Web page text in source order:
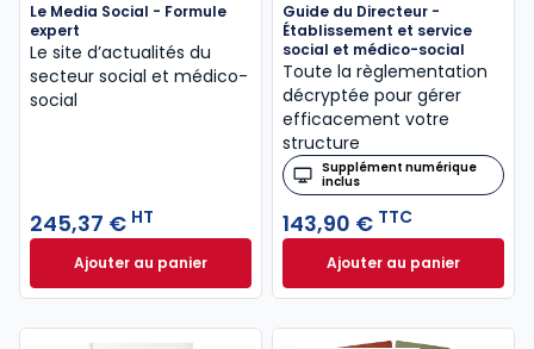
Le Media Social - Formule
expert
Le site d’actualités du
secteur social et médico-
social
245,37 € HT
Ajouter au panierLe Media Social - Formule expert à 245,37 € HT
Guide du Directeur -
Établissement et service
social et médico-social
Toute la règlementation
décryptée pour gérer
efficacement votre
structure
Supplément numérique
inclus
143,90 € TTC
Ajouter au panier
Guide du